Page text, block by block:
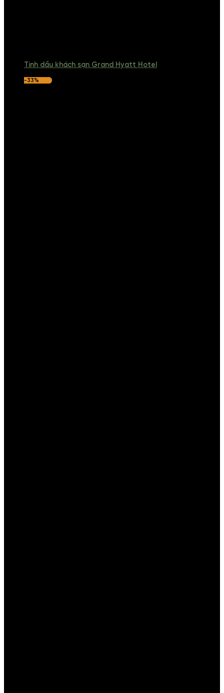
Tinh dầu khách sạn Grand Hyatt Hotel
-33%